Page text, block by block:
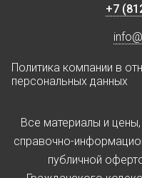
+7
Политика компании в
персональных данных
Все материалы и
справочно-
публичной